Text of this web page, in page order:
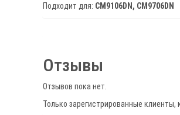
Подходит для: CM9106DN, CM9706DN
Отзывы
Отзывов пока нет.
Только зарегистрированные